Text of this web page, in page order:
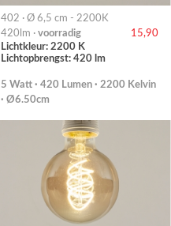
402 · Ø 6,5 cm - 2200K
420lm · voorradig
15,90
Lichtkleur: 2200 K
Lichtopbrengst: 420 lm
5 Watt · 420 Lumen · 2200 Kelvin
· Ø6.50cm